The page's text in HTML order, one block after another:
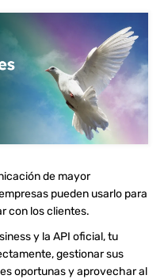
de mayor
pueden usarlo para
con los clientes.
y la API oficial, tu
gestionar sus
oportunas y aprovechar al